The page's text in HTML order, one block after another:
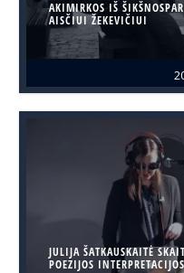
AKIMIRKOS IŠ
AISČIUI ŽEKEVIČIUI
JULIJA ŠATKAUSKAITĖ
POEZIJOS